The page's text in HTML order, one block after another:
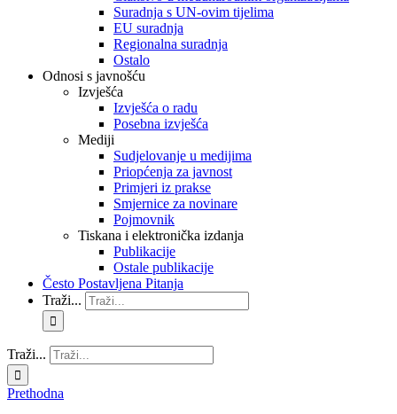
Suradnja s UN-ovim tijelima
EU suradnja
Regionalna suradnja
Ostalo
Odnosi s javnošću
Izvješća
Izvješća o radu
Posebna izvješća
Mediji
Sudjelovanje u medijima
Priopćenja za javnost
Primjeri iz prakse
Smjernice za novinare
Pojmovnik
Tiskana i elektronička izdanja
Publikacije
Ostale publikacije
Često Postavljena Pitanja
Traži...
Traži...
Prethodna